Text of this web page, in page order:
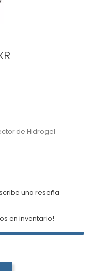
de Hidrogel
una reseña
en inventario!